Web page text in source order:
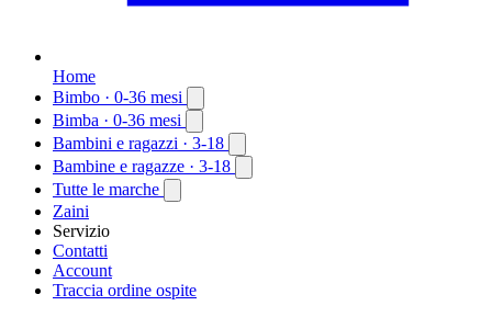
Home
Bimbo · 0-36 mesi
Bimba · 0-36 mesi
Bambini e ragazzi · 3-18
Bambine e ragazze · 3-18
Tutte le marche
Zaini
Servizio
Contatti
Account
Traccia ordine ospite